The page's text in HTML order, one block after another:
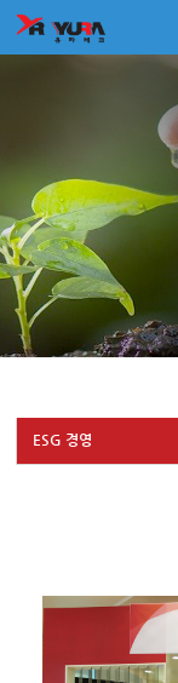
ESG 경영